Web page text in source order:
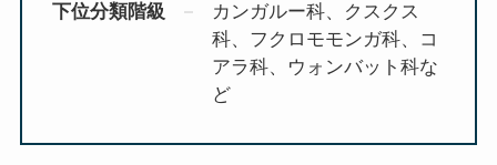
下位分類階級
カンガルー科、クスクス
科、フクロモモンガ科、コ
アラ科、ウォンバット科な
ど